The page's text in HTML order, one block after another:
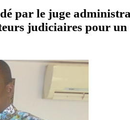
par le juge
judiciaires pour